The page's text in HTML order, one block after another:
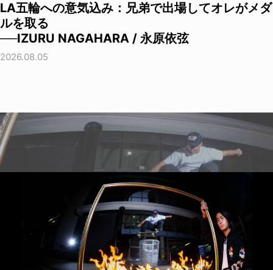
LA五輪への意気込み：兄弟で出場してオレがメダ
ルを取る
──IZURU NAGAHARA / 永原依弦
2026.08.05